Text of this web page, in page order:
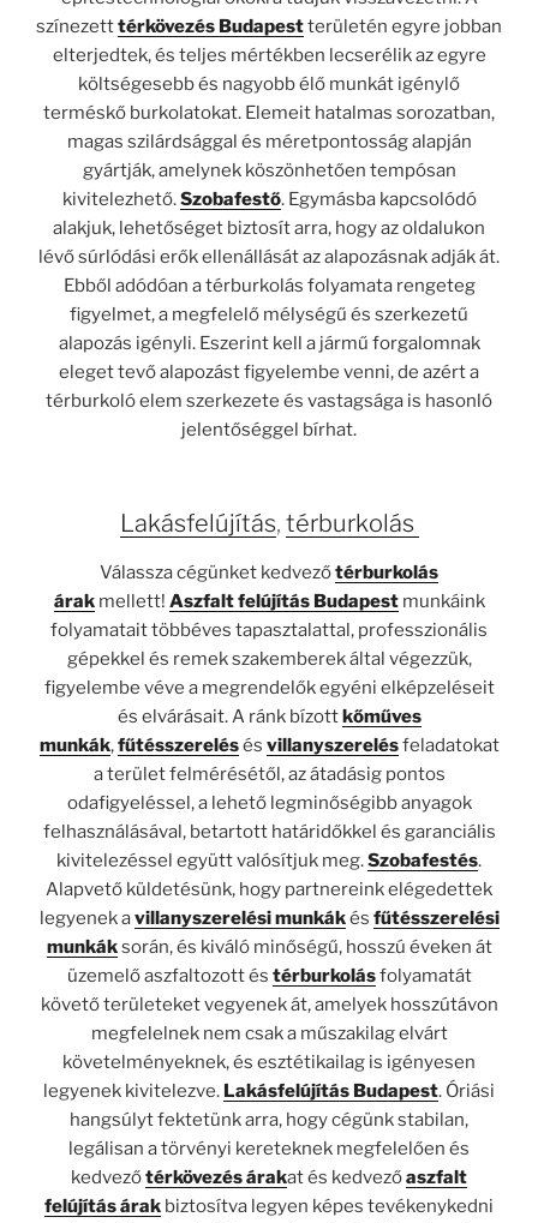
színezetttérkövezés Budapestterületén egyre jobban
elterjedtek, és teljes mértékben lecserélik az egyre
költségesebb és nagyobb élő munkát igénylő
terméskő burkolatokat. Elemeit hatalmas sorozatban,
magas szilárdsággal és méretpontosság alapján
gyártják, amelynek köszönhetően tempósan
kivitelezhető.Szobafestő. Egymásba kapcsolódó
alakjuk, lehetőséget biztosít arra, hogy az oldalukon
lévő súrlódási erők ellenállását az alapozásnak adják át.
Ebből adódóan a térburkolás folyamata rengeteg
figyelmet, a megfelelő mélységű és szerkezetű
alapozás igényli. Eszerint kell a jármű forgalomnak
eleget tevő alapozást figyelembe venni, de azért a
térburkoló elem szerkezete és vastagsága is hasonló
jelentőséggel bírhat.
Lakásfelújítás, térburkolás
Válassza cégünket kedvezőtérburkolás
árakmellett! Aszfalt felújítás Budapestmunkáink
folyamatait többéves tapasztalattal, professzionális
gépekkel és remek szakemberek által végezzük,
figyelembe véve a megrendelők egyéni elképzeléseit
és elvárásait. A ránk bízottkőműves
munkák,fűtésszerelésés villanyszerelésfeladatokat
a terület felmérésétől, az átadásig pontos
odafigyeléssel, a lehető legminőségibb anyagok
felhasználásával, betartott határidőkkel és garanciális
kivitelezéssel együtt valósítjuk meg.Szobafestés.
Alapvető küldetésünk, hogy partnereink elégedettek
legyenek avillanyszerelési munkákés fűtésszerelési
munkáksorán, és kiváló minőségű, hosszú éveken át
üzemelő aszfaltozott és térburkolásfolyamatát
követő területeket vegyenek át, amelyek hosszútávon
megfelelnek nem csak a műszakilag elvárt
követelményeknek, és esztétikailag is igényesen
legyenek kivitelezve. Lakásfelújítás Budapest. Óriási
hangsúlyt fektetünk arra, hogy cégünk stabilan,
legálisan a törvényi kereteknek megfelelően és
kedvezőtérkövezés árakat és kedvezőaszfalt
felújítás árak biztosítva legyen képes tevékenykedni